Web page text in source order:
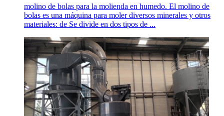
molino de bolas para la molienda en humedo. El molino de
bolas es una máquina para moler diversos minerales y otros
materiales: de Se divide en dos tipos de ...